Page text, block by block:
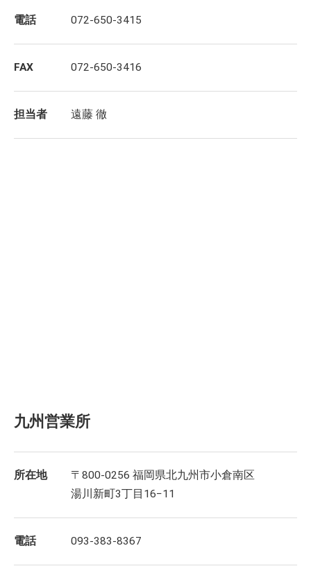
電話 072-650-3415
FAX 072-650-3416
担当者 遠藤 徹
九州営業所
所在地
〒800-0256 福岡県北九州市小倉南区
湯川新町3丁目16−11
電話 093-383-8367